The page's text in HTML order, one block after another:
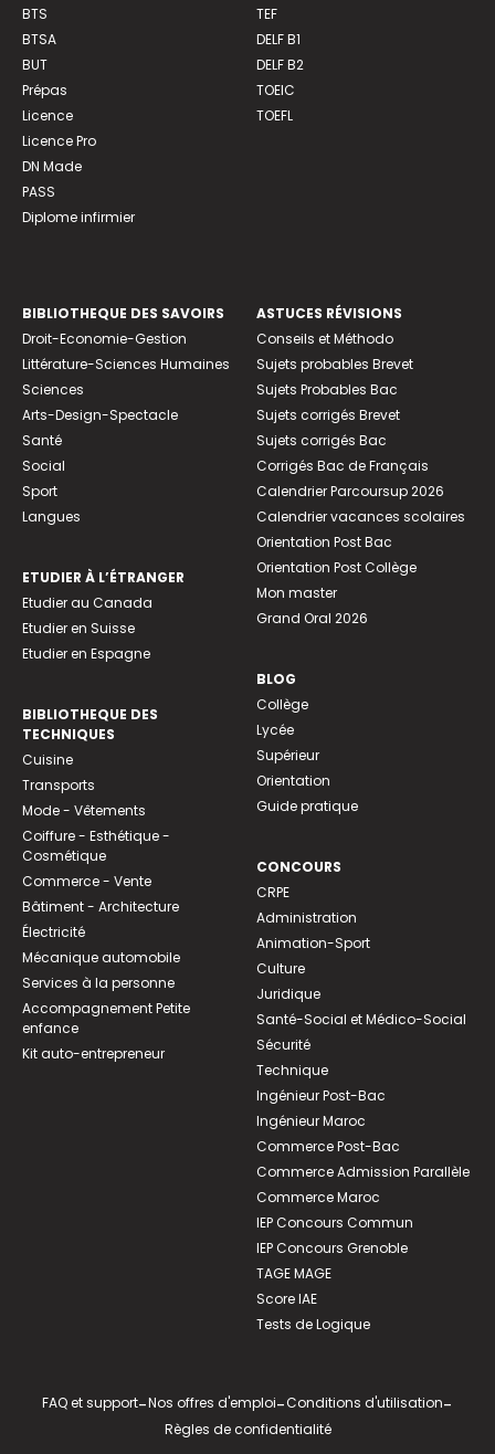
BTS
BTSA
BUT
Prépas
Licence
Licence Pro
DN Made
PASS
Diplome infirmier
TEF
DELF B1
DELF B2
TOEIC
TOEFL
BIBLIOTHEQUE DES SAVOIRS
Droit-Economie-Gestion
Littérature-Sciences Humaines
Sciences
Arts-Design-Spectacle
Santé
Social
Sport
Langues
ETUDIER À L’ÉTRANGER
Etudier au Canada
Etudier en Suisse
Etudier en Espagne
BIBLIOTHEQUE DES
TECHNIQUES
Cuisine
Transports
Mode - Vêtements
Coiffure - Esthétique -
Cosmétique
Commerce - Vente
Bâtiment - Architecture
Électricité
Mécanique automobile
Services à la personne
Accompagnement Petite
enfance
Kit auto-entrepreneur
ASTUCES RÉVISIONS
Conseils et Méthodo
Sujets probables Brevet
Sujets Probables Bac
Sujets corrigés Brevet
Sujets corrigés Bac
Corrigés Bac de Français
Calendrier Parcoursup 2026
Calendrier vacances scolaires
Orientation Post Bac
Orientation Post Collège
Mon master
Grand Oral 2026
BLOG
Collège
Lycée
Supérieur
Orientation
Guide pratique
CONCOURS
CRPE
Administration
Animation-Sport
Culture
Juridique
Santé-Social et Médico-Social
Sécurité
Technique
Ingénieur Post-Bac
Ingénieur Maroc
Commerce Post-Bac
Commerce Admission Parallèle
Commerce Maroc
IEP Concours Commun
IEP Concours Grenoble
TAGE MAGE
Score IAE
Tests de Logique
FAQ et support-Nos offres d'emploi-Conditions d'utilisation-
Règles de confidentialité